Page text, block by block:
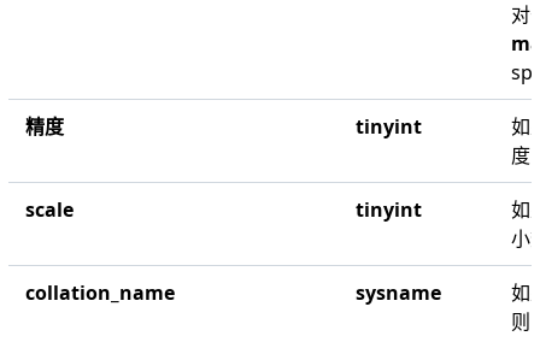
对
精度 tinyint
如
度
scale tinyint
如
小
collation_name sysname
如
则